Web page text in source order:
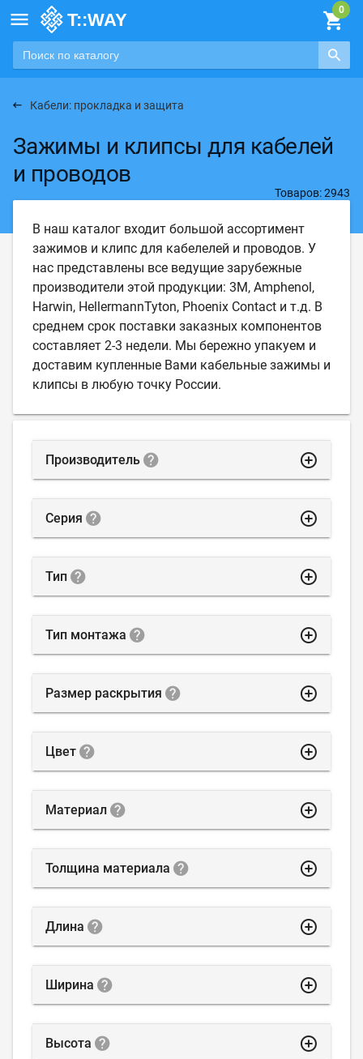

Кабели: прокладка и защита
Зажимы и клипсы для кабелей
и проводов
В наш каталог входит большой ассортимент
зажимов и клипс для кабелелей и проводов. У
нас представлены все ведущие зарубежные
производители этой продукции: 3M, Amphenol,
Harwin, HellermannTyton, Phoenix Contact и т.д. В
среднем срок поставки заказных компонентов
составляет 2-3 недели. Мы бережно упакуем и
доставим купленные Вами кабельные зажимы и
клипсы в любую точку России.
Товаров: 2943
highlight_off
Производитель
highlight_off
Серия
highlight_off
Тип
highlight_off
Тип монтажа
highlight_off
Размер раскрытия
highlight_off
Цвет
highlight_off
Материал
highlight_off
Толщина материала
highlight_off
Длина
highlight_off
Ширина
highlight_off
Высота